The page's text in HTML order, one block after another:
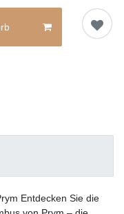
Entdecken Sie die